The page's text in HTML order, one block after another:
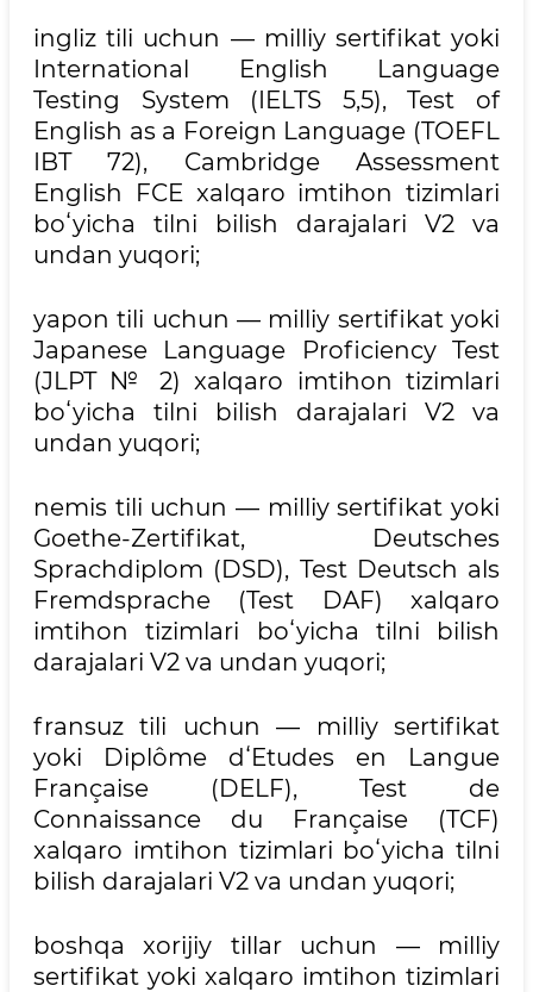
ingliz tili uchun — milliy sertifikat yoki
International English Language
Testing System (IELTS 5,5), Test of
English as a Foreign Language (TOEFL
IBT 72), Cambridge Assessment
English FCE xalqaro imtihon tizimlari
boʻyicha tilni bilish darajalari V2 va
undan yuqori;
yapon tili uchun — milliy sertifikat yoki
Japanese Language Proficiency Test
(JLPT № 2) xalqaro imtihon tizimlari
boʻyicha tilni bilish darajalari V2 va
undan yuqori;
nemis tili uchun — milliy sertifikat yoki
Goethe-Zertifikat, Deutsches
Sprachdiplom (DSD), Test Deutsch als
Fremdsprache (Test DAF) xalqaro
imtihon tizimlari boʻyicha tilni bilish
darajalari V2 va undan yuqori;
fransuz tili uchun — milliy sertifikat
yoki Diplôme dʻEtudes en Langue
Française (DELF), Test de
Connaissance du Française (TCF)
xalqaro imtihon tizimlari boʻyicha tilni
bilish darajalari V2 va undan yuqori;
boshqa xorijiy tillar uchun — milliy
sertifikat yoki xalqaro imtihon tizimlari